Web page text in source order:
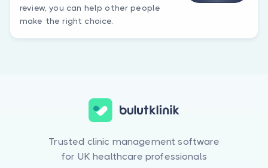
review, you can help other people
make the right choice.
Trusted clinic management software
for UK healthcare professionals